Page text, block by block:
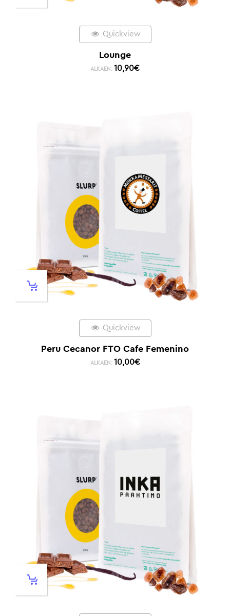
Quickview
Lounge
ALKAEN: 10,90€
Quickview
Peru Cecanor FTO Cafe Femenino
ALKAEN: 10,00€